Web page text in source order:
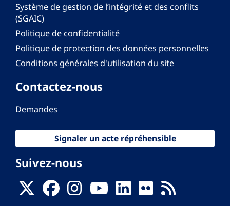
Système de gestion de l’intégrité et des conflits
(SGAIC)
Politique de confidentialité
Politique de protection des données personnelles
Conditions générales d'utilisation du site
Contactez-nous
Demandes
Signaler un acte répréhensible
Suivez-nous